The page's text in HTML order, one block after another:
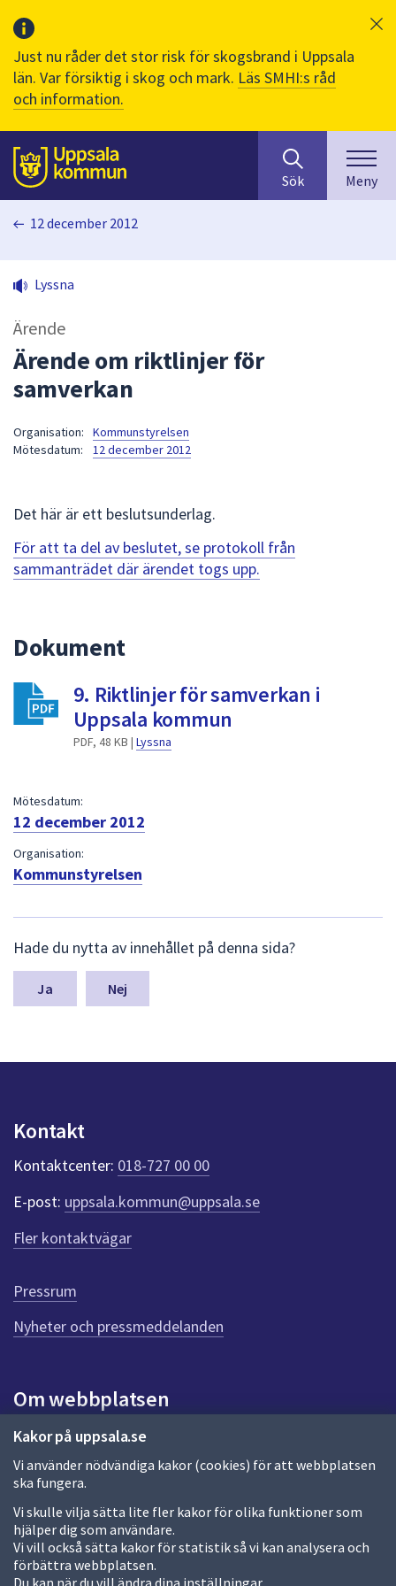
Just nu råder det stor risk för skogsbrand i Uppsala
län. Var försiktig i skog och mark. Läs SMHI:s råd
och information.
Till sidans
huvudinnehåll
efter
innehåll
på
sökfältet
kommer
för
att
navigera
för
Sök Meny
Kakor på uppsala.se
Vi använder nödvändiga kakor (cookies) för att webbplatsen
ska fungera.
Vi skulle vilja sätta lite fler kakor för olika funktioner som
hjälper dig som användare.
Vi vill också sätta kakor för statistik så vi kan analysera och
förbättra webbplatsen.
Du kan när du vill ändra dina inställningar.
12 december 2012
Lyssna
Ärende
Ärende om riktlinjer för
samverkan
Organisation:
Kommunstyrelsen
Mötesdatum:
12 december 2012
Det här är ett beslutsunderlag.
För att ta del av beslutet, se protokoll från
sammanträdet där ärendet togs upp.
Dokument
9. Riktlinjer för samverkan i
Uppsala kommun
PDF, 48 KB | Lyssna
Mötesdatum:
12 december 2012
Organisation:
Kommunstyrelsen
ä
m
a
n
k
t
e
r
f
ö
r
e
n
n
a
d
a
Hade du nytta av innehållet på denna sida?
Nej
Kontakt
Kontaktcenter: 018-727 00 00
E-post: uppsala.kommun@uppsala.se
Fler kontaktvägar
Pressrum
Nyheter och pressmeddelanden
Om webbplatsen
Om webbplatsen
Allmänna handlingar och diarium
Behandling av personuppgifter
Kakor
Språk (other languages)